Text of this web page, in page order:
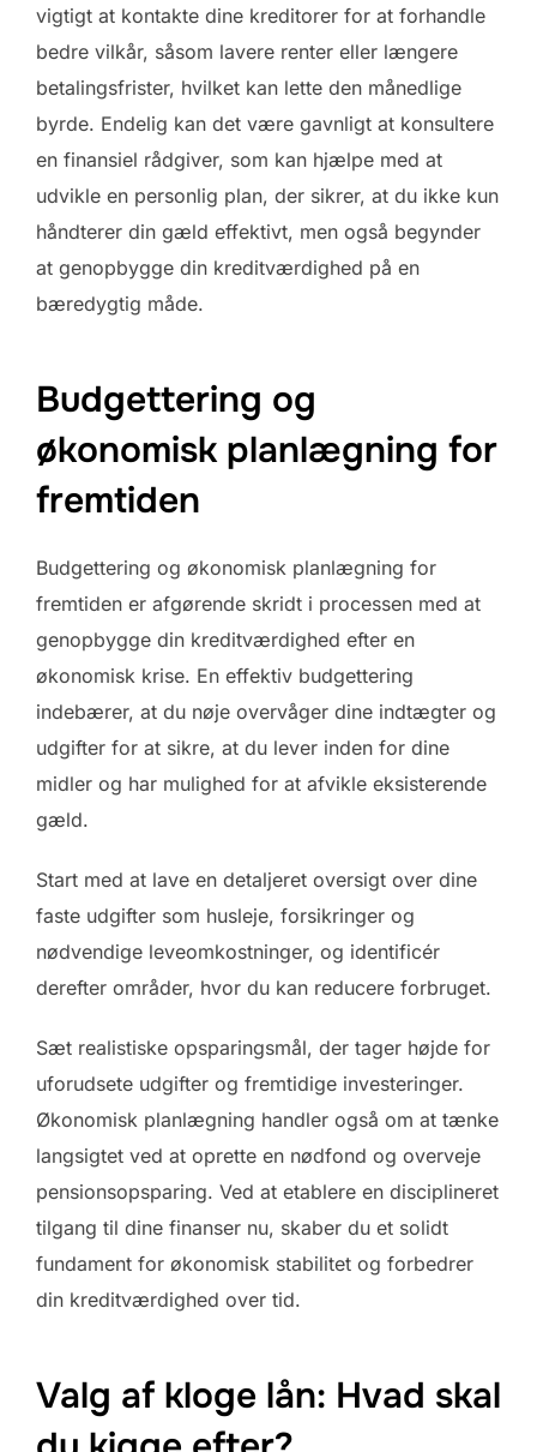
vigtigt at kontakte dine kreditorer for at forhandle
bedre vilkår, såsom lavere renter eller længere
betalingsfrister, hvilket kan lette den månedlige
byrde. Endelig kan det være gavnligt at konsultere
en finansiel rådgiver, som kan hjælpe med at
udvikle en personlig plan, der sikrer, at du ikke kun
håndterer din gæld effektivt, men også begynder
at genopbygge din kreditværdighed på en
bæredygtig måde.
Budgettering og
økonomisk planlægning for
fremtiden
Budgettering og økonomisk planlægning for
fremtiden er afgørende skridt i processen med at
genopbygge din kreditværdighed efter en
økonomisk krise. En effektiv budgettering
indebærer, at du nøje overvåger dine indtægter og
udgifter for at sikre, at du lever inden for dine
midler og har mulighed for at afvikle eksisterende
gæld.
Start med at lave en detaljeret oversigt over dine
faste udgifter som husleje, forsikringer og
nødvendige leveomkostninger, og identificér
derefter områder, hvor du kan reducere forbruget.
Sæt realistiske opsparingsmål, der tager højde for
uforudsete udgifter og fremtidige investeringer.
Økonomisk planlægning handler også om at tænke
langsigtet ved at oprette en nødfond og overveje
pensionsopsparing. Ved at etablere en disciplineret
tilgang til dine finanser nu, skaber du et solidt
fundament for økonomisk stabilitet og forbedrer
din kreditværdighed over tid.
Valg af kloge lån: Hvad skal